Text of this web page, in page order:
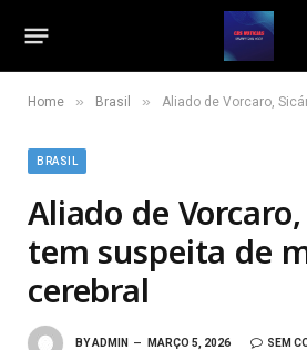
Home » Brasil » Aliado de Vorcaro, Sicário
BRASIL
Aliado de
tem suspeita de
cerebral
BYADMIN MARÇO 5, 2026 SEM